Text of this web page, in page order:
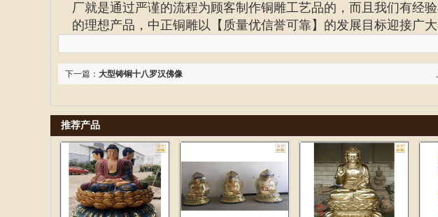
厂就是通过严谨的流程为顾客制作铜雕工艺品的，而且我们有经
的理想产品，中正铜雕以【质量优信誉可靠】的发展目标迎接广
下一篇： 大型铸铜十八罗汉佛像
推荐产品